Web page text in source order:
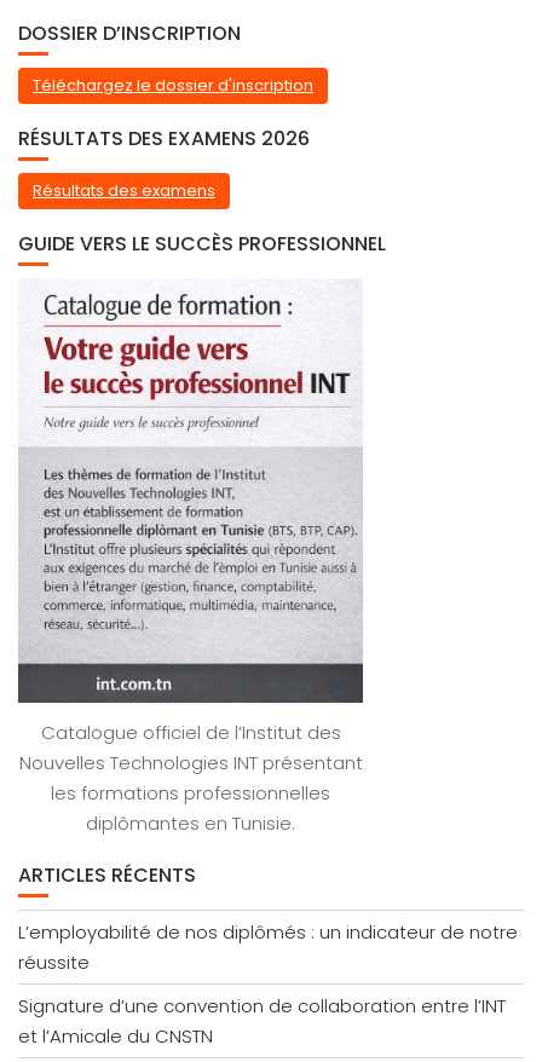
DOSSIER D’INSCRIPTION
Téléchargez le dossier d'inscription
RÉSULTATS DES EXAMENS 2026
Résultats des examens
GUIDE VERS LE SUCCÈS PROFESSIONNEL
Catalogue officiel de l’Institut des
Nouvelles Technologies INT présentant
les formations professionnelles
diplômantes en Tunisie.
ARTICLES RÉCENTS
L’employabilité de nos diplômés : un indicateur de notre
réussite
Signature d’une convention de collaboration entre l’INT
et l’Amicale du CNSTN